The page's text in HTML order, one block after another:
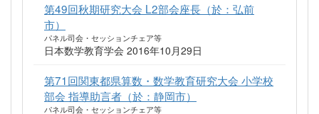
第49回秋期研究大会 L2部会座長（於：弘前
市）
パネル司会・セッションチェア等
日本数学教育学会 2016年10月29日
第71回関東都県算数・数学教育研究大会 小学校
部会 指導助言者（於：静岡市）
パネル司会・セッションチェア等